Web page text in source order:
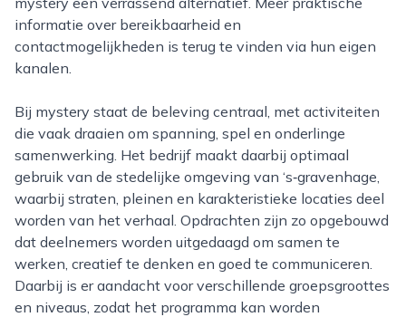
informatie over bereikbaarheid en
contactmogelijkheden is terug te vinden via hun eigen
kanalen.
Bij mystery staat de beleving centraal, met activiteiten
die vaak draaien om spanning, spel en onderlinge
samenwerking. Het bedrijf maakt daarbij optimaal
gebruik van de stedelijke omgeving van ‘s‑gravenhage,
waarbij straten, pleinen en karakteristieke locaties deel
worden van het verhaal. Opdrachten zijn zo opgebouwd
dat deelnemers worden uitgedaagd om samen te
werken, creatief te denken en goed te communiceren.
Daarbij is er aandacht voor verschillende groepsgroottes
en niveaus, zodat het programma kan worden